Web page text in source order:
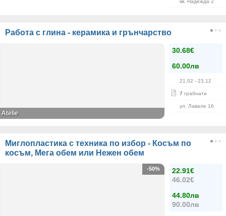
кв. Надежда 2
Работа с глина - керамика и грънчарство
30.68€
60.00лв
21.02 - 23.12
7 грабнати
ул. Лавале 16
Atelie
Миглопластика с техника по избор - Косъм по
косъм, Мега обем или Нежен обем
22.91€
46.02€
44.80лв
90.00лв
-50%